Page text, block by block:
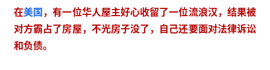
在美国 ，有一位华人屋主好心收留了一位流浪汉，结果被
对方霸占了房屋，不光房子没了，自己还要面对法律诉讼
和负债。